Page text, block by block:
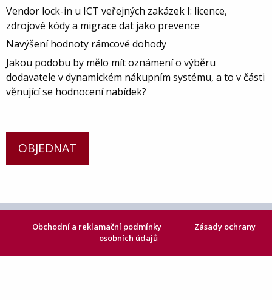
Vendor lock-in u ICT veřejných zakázek I: licence,
zdrojové kódy a migrace dat jako prevence
Navýšení hodnoty rámcové dohody
Jakou podobu by mělo mít oznámení o výběru
dodavatele v dynamickém nákupním systému, a to v části
věnující se hodnocení nabídek?
OBJEDNAT
Obchodní a reklamační podmínky
Zásady ochrany
osobních údajů